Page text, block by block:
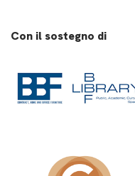
Con il sostegno di